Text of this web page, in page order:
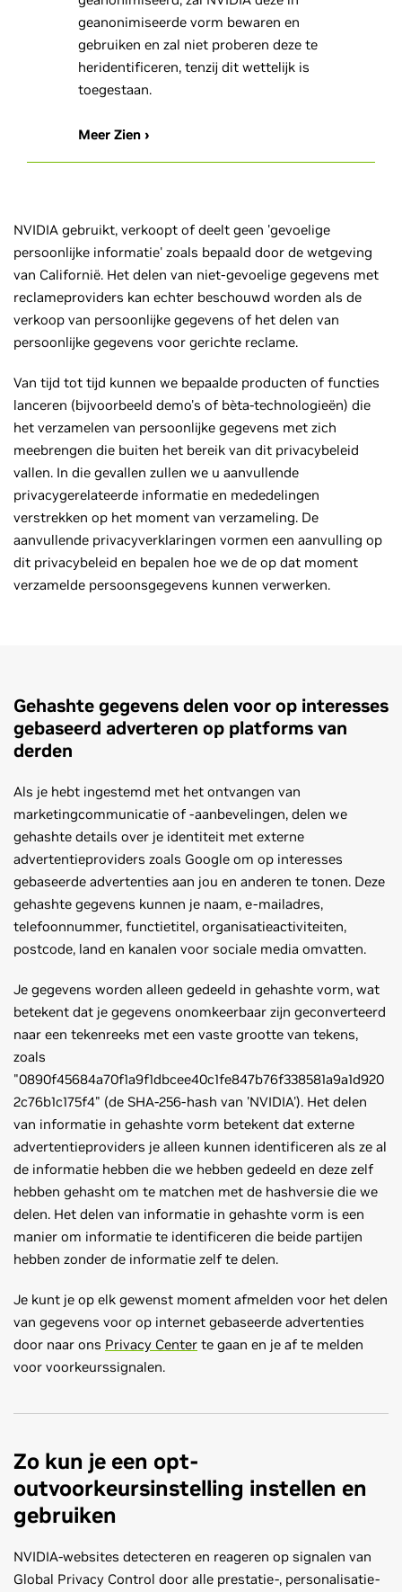
geanonimiseerde vorm bewaren en
gebruiken en zal niet proberen deze te
heridentificeren, tenzij dit wettelijk is
toegestaan.
Meer Zien ›
NVIDIA gebruikt, verkoopt of deelt geen 'gevoelige
persoonlijke informatie' zoals bepaald door de wetgeving
van Californië. Het delen van niet-gevoelige gegevens met
reclameproviders kan echter beschouwd worden als de
verkoop van persoonlijke gegevens of het delen van
persoonlijke gegevens voor gerichte reclame.
Van tijd tot tijd kunnen we bepaalde producten of functies
lanceren (bijvoorbeeld demo's of bèta-technologieën) die
het verzamelen van persoonlijke gegevens met zich
meebrengen die buiten het bereik van dit privacybeleid
vallen. In die gevallen zullen we u aanvullende
privacygerelateerde informatie en mededelingen
verstrekken op het moment van verzameling. De
aanvullende privacyverklaringen vormen een aanvulling op
dit privacybeleid en bepalen hoe we de op dat moment
verzamelde persoonsgegevens kunnen verwerken.
Gehashte gegevens delen voor op interesses
gebaseerd adverteren op platforms van
derden
Als je hebt ingestemd met het ontvangen van
marketingcommunicatie of -aanbevelingen, delen we
gehashte details over je identiteit met externe
advertentieproviders zoals Google om op interesses
gebaseerde advertenties aan jou en anderen te tonen. Deze
gehashte gegevens kunnen je naam, e-mailadres,
telefoonnummer, functietitel, organisatieactiviteiten,
postcode, land en kanalen voor sociale media omvatten.
Je gegevens worden alleen gedeeld in gehashte vorm, wat
betekent dat je gegevens onomkeerbaar zijn geconverteerd
naar een tekenreeks met een vaste grootte van tekens,
zoals
"0890f45684a70f1a9f1dbcee40c1fe847b76f338581a9a1d920
2c76b1c175f4" (de SHA-256-hash van 'NVIDIA'). Het delen
van informatie in gehashte vorm betekent dat externe
advertentieproviders je alleen kunnen identificeren als ze al
de informatie hebben die we hebben gedeeld en deze zelf
hebben gehasht om te matchen met de hashversie die we
delen. Het delen van informatie in gehashte vorm is een
manier om informatie te identificeren die beide partijen
hebben zonder de informatie zelf te delen.
Je kunt je op elk gewenst moment afmelden voor het delen
van gegevens voor op internet gebaseerde advertenties
door naar ons Privacy Center te gaan en je af te melden
voor voorkeurssignalen.
Zo kun je een opt-
outvoorkeursinstelling instellen en
gebruiken
NVIDIA-websites detecteren en reageren op signalen van
Global Privacy Control door alle prestatie-, personalisatie-